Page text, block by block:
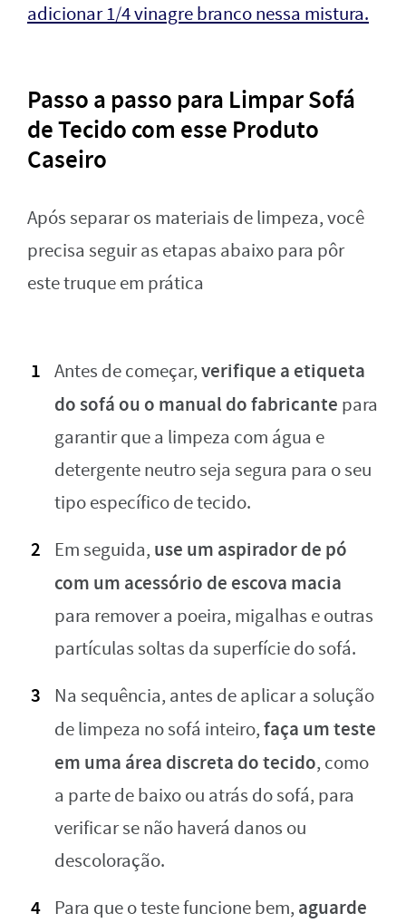
adicionar 1/4 vinagre branco nessa mistura.
Passo a passo para Limpar Sofá
de Tecido com esse Produto
Caseiro
Após separar os materiais de limpeza, você
precisa seguir as etapas abaixo para pôr
este truque em prática
Antes de começar,verifique a etiqueta
do sofá ou o manual do fabricante para
garantir que a limpeza com água e
detergente neutro seja segura para o seu
tipo específico de tecido.
Em seguida, use um aspirador de pó
com um acessório de escova macia
para remover a poeira, migalhas e outras
partículas soltas da superfície do sofá.
Na sequência, antes de aplicar a solução
de limpeza no sofá inteiro,faça um teste
em uma área discreta do tecido, como
a parte de baixo ou atrás do sofá, para
verificar se não haverá danos ou
descoloração.
Para que o teste funcione bem, aguarde